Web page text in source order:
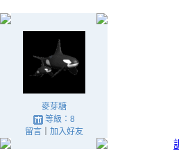
麥芽糖
等級：8
留言｜ 加入好友